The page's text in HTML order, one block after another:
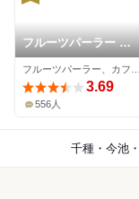
フルーツパーラー 弘
法屋 池下店
3.69
556人